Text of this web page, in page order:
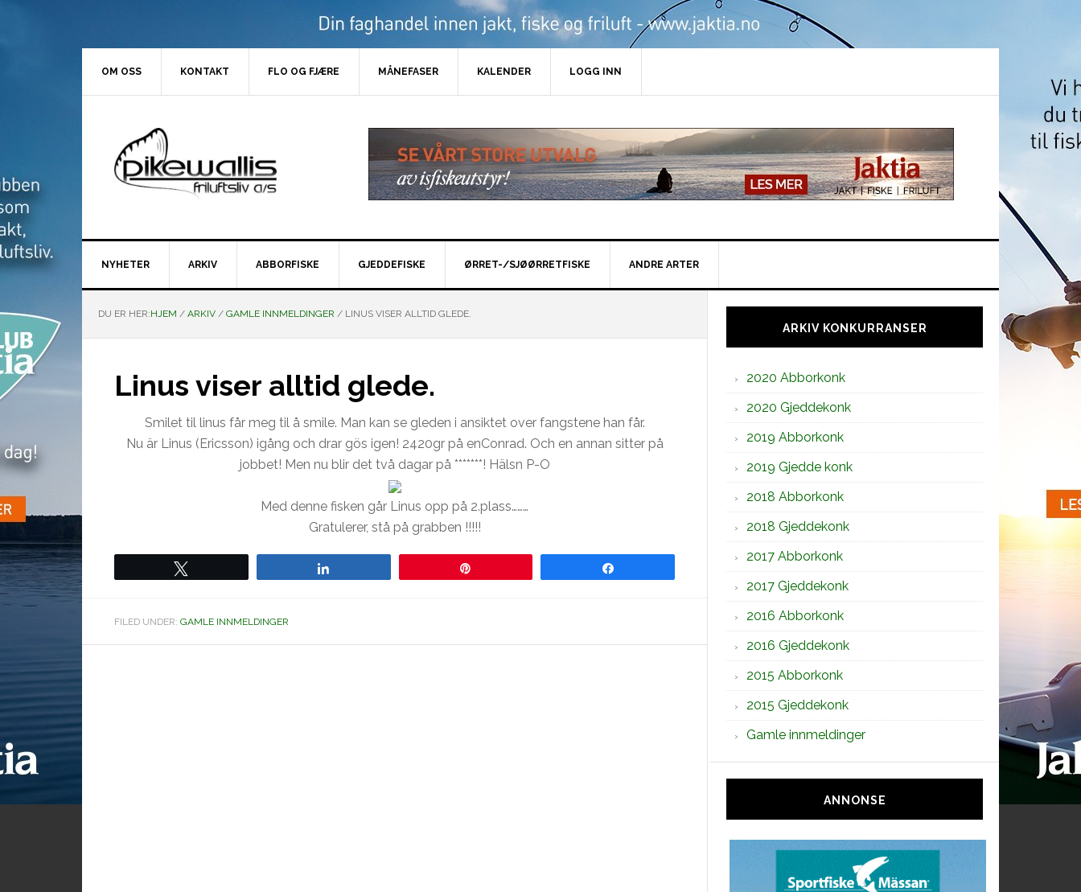
OM OSS KONTAKT FLO OG FJÆRE MÅNEFASER KALENDER LOGG INN
NYHETER ARKIV ABBORFISKE GJEDDEFISKE ØRRET-/SJØØRRETFISKE ANDRE ARTER
DU ER HER:HJEM / ARKIV / GAMLE INNMELDINGER / LINUS VISER ALLTID GLEDE.
Linus viser alltid glede.
Smilet til linus får meg til å smile. Man kan se gleden i ansiktet over fangstene han får.
Nu är Linus (Ericsson) igång och drar gös igen! 2420gr på enConrad. Och en annan sitter på
jobbet! Men nu blir det två dagar på *******! Hälsn P-O
Med denne fisken går Linus opp på 2.plass………
Gratulerer, stå på grabben !!!!!
FILED UNDER: GAMLE INNMELDINGER
Hoved
sidebarARKIV KONKURRANSER
2020 Abborkonk
2020 Gjeddekonk
2019 Abborkonk
2019 Gjedde konk
2018 Abborkonk
2018 Gjeddekonk
2017 Abborkonk
2017 Gjeddekonk
2016 Abborkonk
2016 Gjeddekonk
2015 Abborkonk
2015 Gjeddekonk
Gamle innmeldinger
ANNONSE